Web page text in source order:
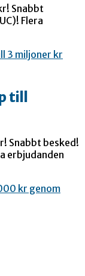
Snabbt
Flera
till
Snabbt besked!
erbjudanden